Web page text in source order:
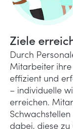
Ziele
Durch
Mitarbeiter
effizient und
– individuelle
erreichen.
dabei, diese